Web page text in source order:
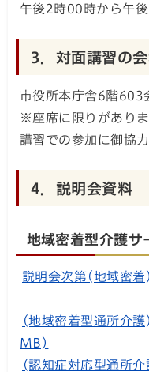
午後2時00時から午
3．対面講習の
市役所本庁舎6階603
※座席に限りがあり
講習での参加に御協
4．説明会資料
地域密着型介護サ
説明会次第(地域密
(地域密着型通所介
MB)
(認知症対応型通所